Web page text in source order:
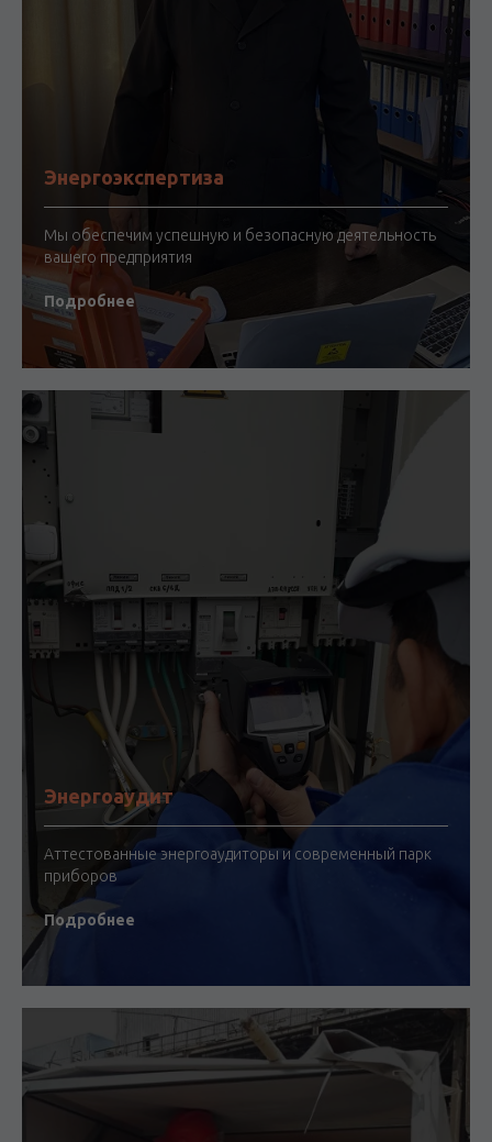
Энергоэкспертиза
Мы обеспечим успешную и безопасную деятельность
вашего предприятия
Подробнее
Энергоаудит
Аттестованные энергоаудиторы и современный парк
приборов
Подробнее